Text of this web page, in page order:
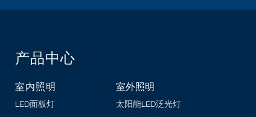
产品中心
室内照明
LED面板灯
室外照明
太阳能LED泛光灯